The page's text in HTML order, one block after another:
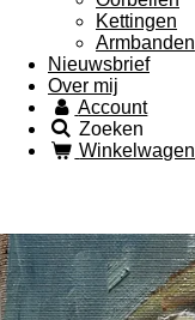
Kettingen
Armbanden
Nieuwsbrief
Over mij
Account
Zoeken
Winkelwagen